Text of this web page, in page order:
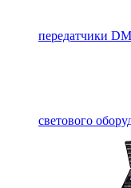
передатчики
светового